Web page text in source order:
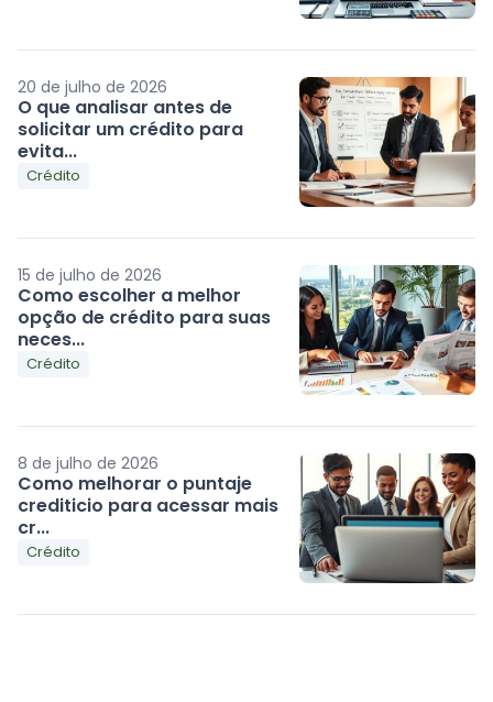
20 de julho de 2026
O que analisar antes de
solicitar um crédito para
evita...
Crédito
15 de julho de 2026
Como escolher a melhor
opção de crédito para suas
neces...
Crédito
8 de julho de 2026
Como melhorar o puntaje
crediticio para acessar mais
cr...
Crédito